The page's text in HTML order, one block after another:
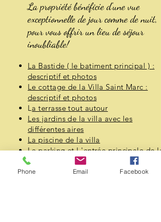
La propriété bénéficie d'une vue
exceptionnelle de jour comme de nuit,
pour vous offrir un lieu de séjour
inoubliable!
La Bastide ( le batiment principal ) :
descriptif et photos
Le cottage de la Villa Saint Marc :
descriptif et photos
La terrasse tout autour
Les jardins de la villa avec les
différentes aires
La piscine de la villa
Le parking et l 'entrée principale de la
villa
Phone Email Facebook